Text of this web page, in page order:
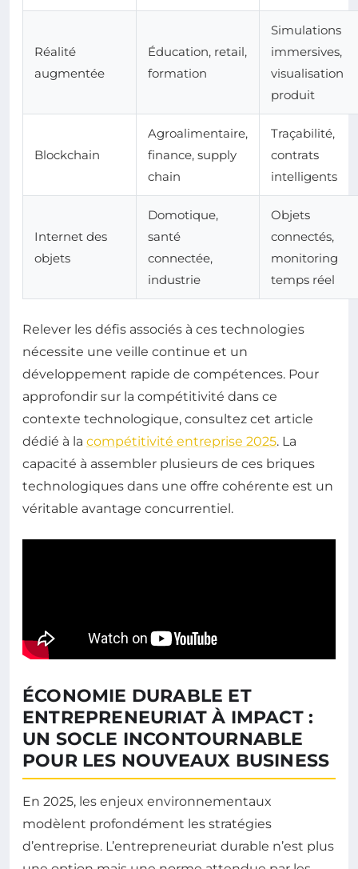
Réalité
augmentée
Éducation, retail,
formation
Simulations
immersives,
visualisation
produit
Blockchain
Agroalimentaire,
finance, supply
chain
Traçabilité,
contrats
intelligents
Internet des
objets
Domotique,
santé
connectée,
industrie
Objets
connectés,
monitoring
temps réel
Relever les défis associés à ces technologies
nécessite une veille continue et un
développement rapide de compétences. Pour
approfondir sur la compétitivité dans ce
contexte technologique, consultez cet article
dédié à la compétitivité entreprise 2025. La
capacité à assembler plusieurs de ces briques
technologiques dans une offre cohérente est un
véritable avantage concurrentiel.
ÉCONOMIE DURABLE ET
ENTREPRENEURIAT À IMPACT :
UN SOCLE INCONTOURNABLE
POUR LES NOUVEAUX BUSINESS
En 2025, les enjeux environnementaux
modèlent profondément les stratégies
d’entreprise. L’entrepreneuriat durable n’est plus